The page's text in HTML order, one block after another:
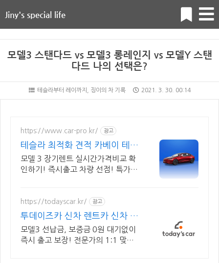
Jiny's special life
모델3 스탠다드 vs 모델3 롱레인지 vs 모델Y 스탠
다드 나의 선택은?
테슬라부터 레이까지, 징이의 차 기록 2021. 3. 30. 00:14
https://www.car-pro.kr/ 광고
테슬라 최적화 견적 카베이 테슬
라 특가차량 무료견적
모델 3 장기렌트 실시간가격비교 확
인하기! 즉시출고 차량 선점! 특가차
선점하세요.
https://todayscar.kr/ 광고
투데이즈카 신차 렌트카 신차 장
기렌트 특가
모델3 선납금, 보증금 0원 대기없이
즉시 출고 보장! 전문가의 1:1 맞춤